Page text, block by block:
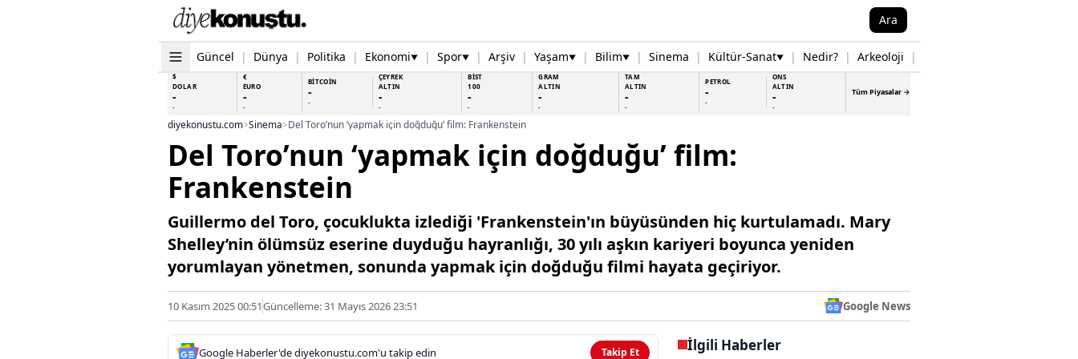
Ara
Güncel | Dünya | Politika | Ekonomi▼ | Spor▼ | Arşiv | Yaşam▼ | Bilim▼ | Sinema | Kültür-Sanat▼ | Nedir? | Arkeoloji |
$
DOLAR
-
-
€
EURO
-
-
BİTCOİN
-
-
ÇEYREK
ALTIN
-
-
BİST
100
-
-
GRAM
ALTIN
-
-
TAM
ALTIN
-
-
PETROL
-
-
ONS
ALTIN
-
-
Tüm Piyasalar →
diyekonustu.com>Sinema>Del Toro’nun ‘yapmak için doğduğu’ film: Frankenstein
Del Toro’nun ‘yapmak için doğduğu’ film:
Frankenstein
Guillermo del Toro, çocuklukta izlediği 'Frankenstein'ın büyüsünden hiç kurtulamadı. Mary
Shelley’nin ölümsüz eserine duyduğu hayranlığı, 30 yılı aşkın kariyeri boyunca yeniden
yorumlayan yönetmen, sonunda yapmak için doğduğu filmi hayata geçiriyor.
10 Kasım 2025 00:51Güncelleme: 31 Mayıs 2026 23:51 Google News
Google Haberler'de diyekonustu.com'u takip edin Takip Et İlgili Haberler